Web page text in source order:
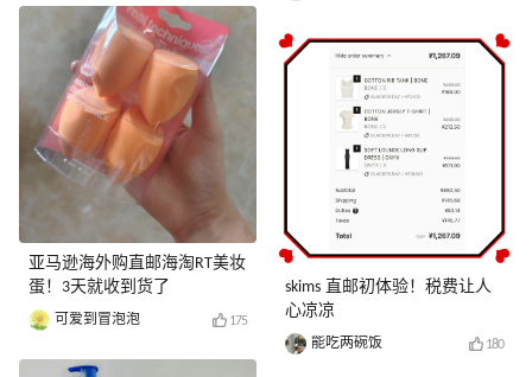
亚马逊海外购直邮海淘RT美妆
蛋！3天就收到货了
可爱到冒泡泡 175
skims 直邮初体验！税费让人
心凉凉
能吃两碗饭 180